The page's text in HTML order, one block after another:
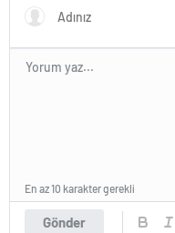
Gönder
En az 10 karakter gerekli